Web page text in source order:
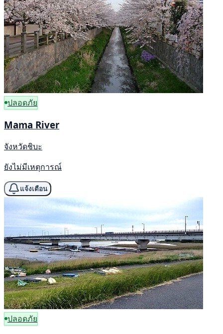
ปลอดภัย
Mama River
จังหวัดชิบะ
ยังไม่มีเหตุการณ์
แจ้งเตือน
ปลอดภัย